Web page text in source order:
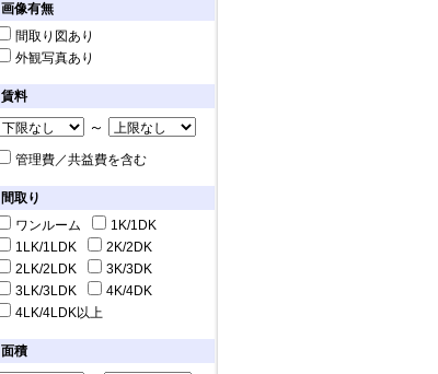
画像有無
間取り図あり
外観写真あり
賃料
～
管理費／共益費を含む
間取り
ワンルーム
1K/1DK
1LK/1LDK
2K/2DK
2LK/2LDK
3K/3DK
3LK/3LDK
4K/4DK
4LK/4LDK以上
面積